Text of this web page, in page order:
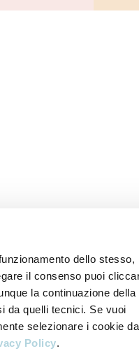
dello stesso,
il consenso puoi
la continuazione della
da quelli tecnici. Se vuoi
selezionare i cookie da
Policy.